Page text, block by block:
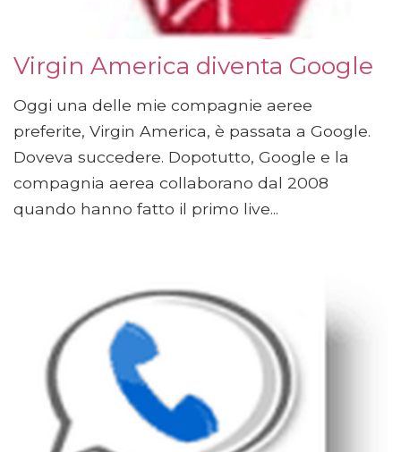
Virgin America diventa Google
Oggi una delle mie compagnie aeree
preferite, Virgin America, è passata a Google.
Doveva succedere. Dopotutto, Google e la
compagnia aerea collaborano dal 2008
quando hanno fatto il primo live...